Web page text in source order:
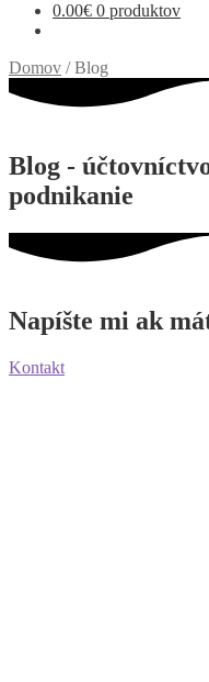
0.00€ 0 produktov
Domov /Blog
Blog -
podnikanie
Napíšte mi ak
Kontakt